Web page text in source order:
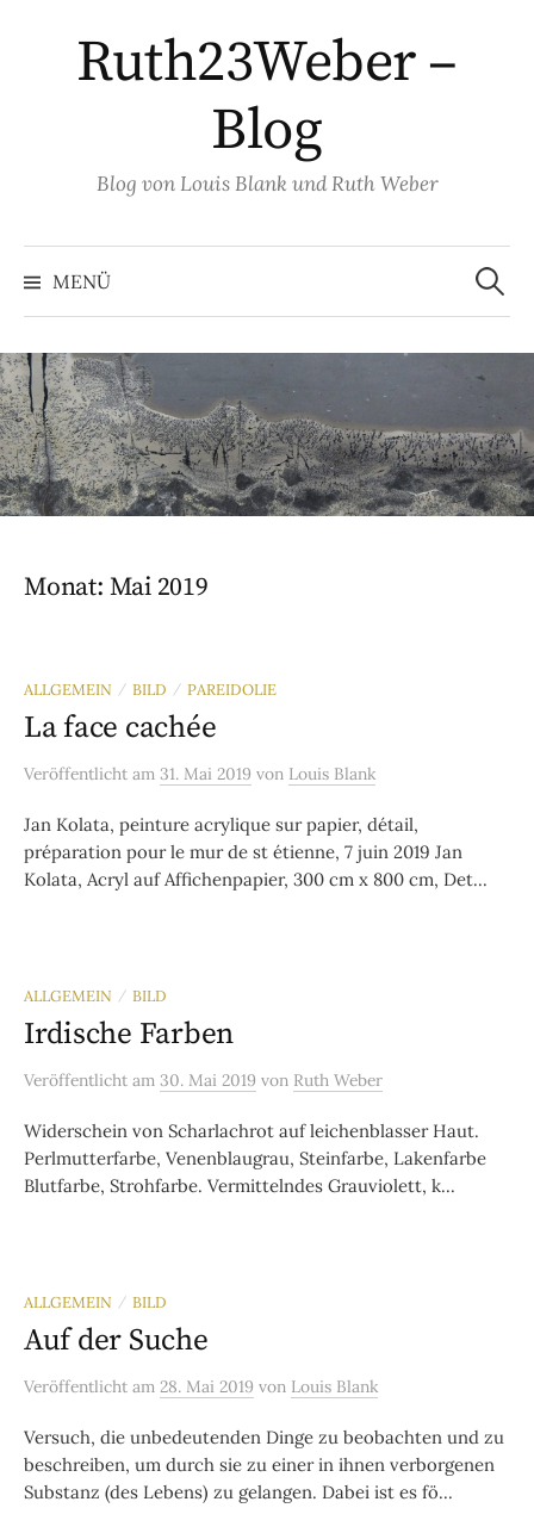
Ruth23Weber –
Blog
Blog von Louis Blank und Ruth Weber
MENÜ
Suchen
nach:
Monat: Mai 2019
ALLGEMEIN / BILD / PAREIDOLIE
La face cachée
Veröffentlicht am 31. Mai 2019 von Louis Blank
Jan Kolata, peinture acrylique sur papier, détail,
préparation pour le mur de st étienne, 7 juin 2019 Jan
Kolata, Acryl auf Affichenpapier, 300 cm x 800 cm, Det...
ALLGEMEIN / BILD
Irdische Farben
Veröffentlicht am 30. Mai 2019 von Ruth Weber
Widerschein von Scharlachrot auf leichenblasser Haut.
Perlmutterfarbe, Venenblaugrau, Steinfarbe, Lakenfarbe
Blutfarbe, Strohfarbe. Vermittelndes Grauviolett, k...
ALLGEMEIN / BILD
Auf der Suche
Veröffentlicht am 28. Mai 2019 von Louis Blank
Versuch, die unbedeutenden Dinge zu beobachten und zu
beschreiben, um durch sie zu einer in ihnen verborgenen
Substanz (des Lebens) zu gelangen. Dabei ist es fö...